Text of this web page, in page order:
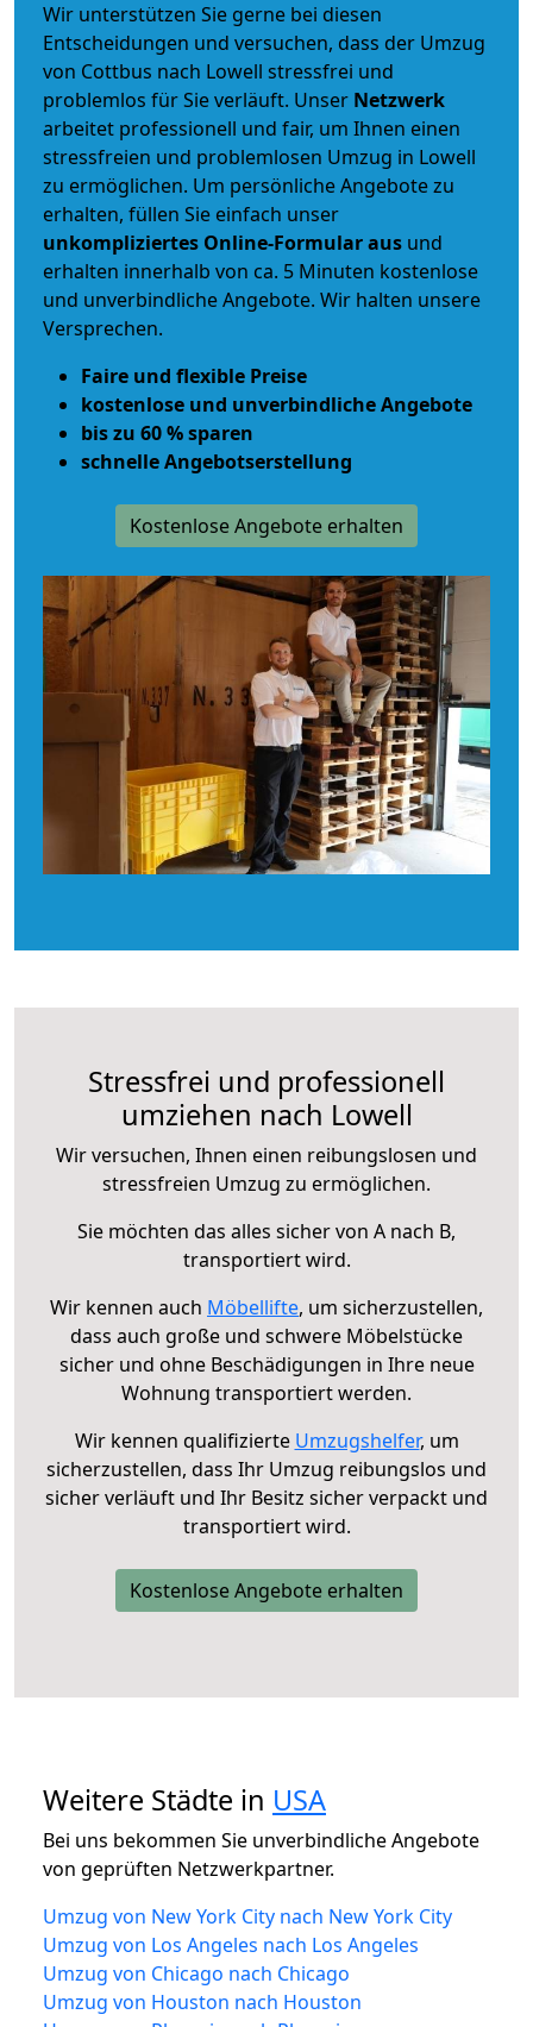
Wir unterstützen Sie gerne bei diesen
Entscheidungen und versuchen, dass der Umzug
von Cottbus nach Lowell stressfrei und
problemlos für Sie verläuft. Unser Netzwerk
arbeitet professionell und fair, um Ihnen einen
stressfreien und problemlosen Umzug in Lowell
zu ermöglichen. Um persönliche Angebote zu
erhalten, füllen Sie einfach unser
unkompliziertes Online-Formular aus und
erhalten innerhalb von ca. 5 Minuten kostenlose
und unverbindliche Angebote. Wir halten unsere
Versprechen.
Faire und flexible Preise
kostenlose und unverbindliche Angebote
bis zu 60 % sparen
schnelle Angebotserstellung
Kostenlose Angebote erhalten
Stressfrei und professionell
umziehen nach Lowell
Wir versuchen, Ihnen einen reibungslosen und
stressfreien Umzug zu ermöglichen.
Sie möchten das alles sicher von A nach B,
transportiert wird.
Wir kennen auch Möbellifte, um sicherzustellen,
dass auch große und schwere Möbelstücke
sicher und ohne Beschädigungen in Ihre neue
Wohnung transportiert werden.
Wir kennen qualifizierte Umzugshelfer, um
sicherzustellen, dass Ihr Umzug reibungslos und
sicher verläuft und Ihr Besitz sicher verpackt und
transportiert wird.
Kostenlose Angebote erhalten
Weitere Städte in USA
Bei uns bekommen Sie unverbindliche Angebote
von geprüften Netzwerkpartner.
Umzug von New York City nach New York City
Umzug von Los Angeles nach Los Angeles
Umzug von Chicago nach Chicago
Umzug von Houston nach Houston